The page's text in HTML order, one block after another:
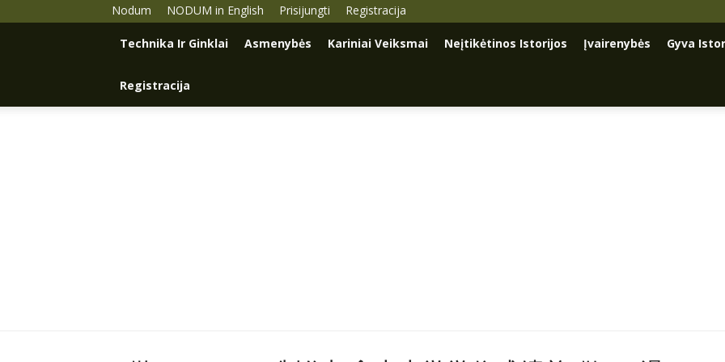
Nodum NODUM in English Prisijungti Registracija
Technika Ir Ginklai Asmenybės Kariniai Veiksmai Neįtikėtinos Istorijos Įvairenybės Gyva
Registracija